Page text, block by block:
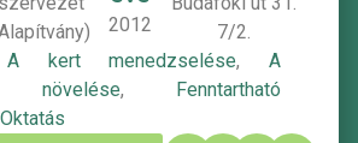
2012
7/2.
A kert menedzselése, A
növelése,
Fenntartható
Oktatás